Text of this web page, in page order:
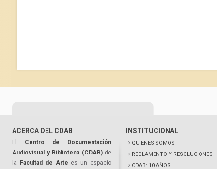
ACERCA DEL CDAB
El Centro de Documentación
Audiovisual y Biblioteca (CDAB)de
la
Facultad de Arte es un espacio
INSTITUCIONAL
QUIENES SOMOS
REGLAMENTO Y RESOLUCIONES
CDAB: 10 AÑOS